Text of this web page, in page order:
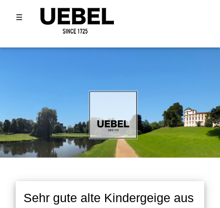
☰
Sehr gute alte Kindergeige aus